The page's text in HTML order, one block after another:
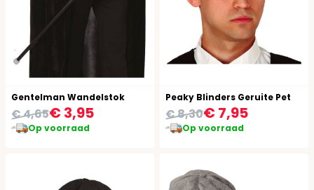
Gentelman Wandelstok
€ 3,95
€ 4,65
Op voorraad
Peaky Blinders Geruite Pet
€ 7,95
€ 8,30
Op voorraad